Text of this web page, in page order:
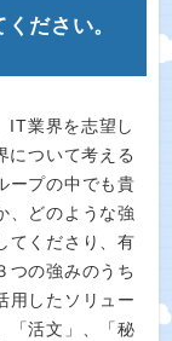
ださい。
IT業界を志望し
について考える
ープの中でも貴
、どのような強
てくださり、有
つの強みのうち
用したソリュー
「活文」、「秘